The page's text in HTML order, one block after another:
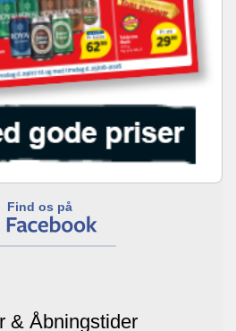
Find os på
& Åbningstider